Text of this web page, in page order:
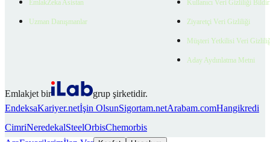
EmlakZeka Asistan
Uzman Danışmanlar
Kullanıcı Veri Gizliliği
Ziyaretçi Veri Gizliliği
Müşteri Yetkilisi Veri
Aday Aydınlatma Metni
Emlakjet bir
grup şirketidir.
EndeksaKariyer.netİşin OlsunSigortam.netArabam.comHangikredi
CimriNeredekalSteelOrbisChemorbis